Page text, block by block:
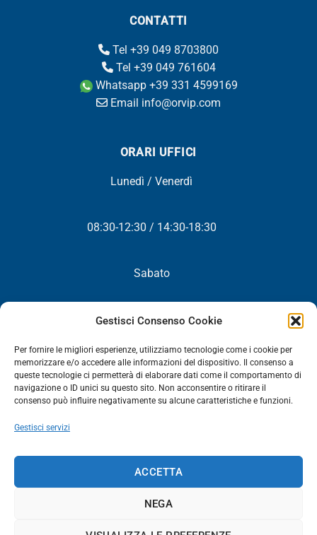
Gestisci Consenso Cookie
Per fornire le migliori esperienze, utilizziamo tecnologie come i cookie per
memorizzare e/o accedere alle informazioni del dispositivo. Il consenso a
queste tecnologie ci permetterà di elaborare dati come il comportamento di
navigazione o ID unici su questo sito. Non acconsentire o ritirare il
consenso può influire negativamente su alcune caratteristiche e funzioni.
Gestisci servizi
ACCETTA
NEGA
CONTATTI
Tel +39 049 8703800
Tel +39 049 761604
Whatsapp +39 331 4599169
Email info@orvip.com
ORARI UFFICI
Lunedì / Venerdì
08:30-12:30 / 14:30-18:30
Sabato
Chiuso
NEWSLETTER
NEWSLETTER